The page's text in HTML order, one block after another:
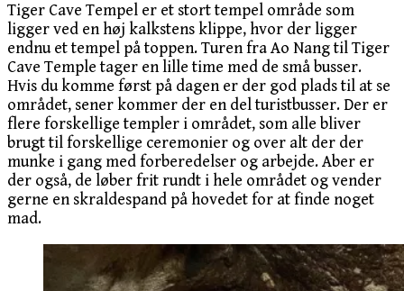
Tiger Cave Tempel er et stort tempel område som
ligger ved en høj kalkstens klippe, hvor der ligger
endnu et tempel på toppen. Turen fra Ao Nang til Tiger
Cave Temple tager en lille time med de små busser.
Hvis du komme først på dagen er der god plads til at se
området, sener kommer der en del turistbusser. Der er
flere forskellige templer i området, som alle bliver
brugt til forskellige ceremonier og over alt der der
munke i gang med forberedelser og arbejde. Aber er
der også, de løber frit rundt i hele området og vender
gerne en skraldespand på hovedet for at finde noget
mad.